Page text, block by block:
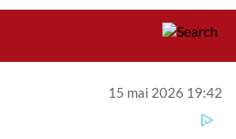
15 mai 2026 19:42